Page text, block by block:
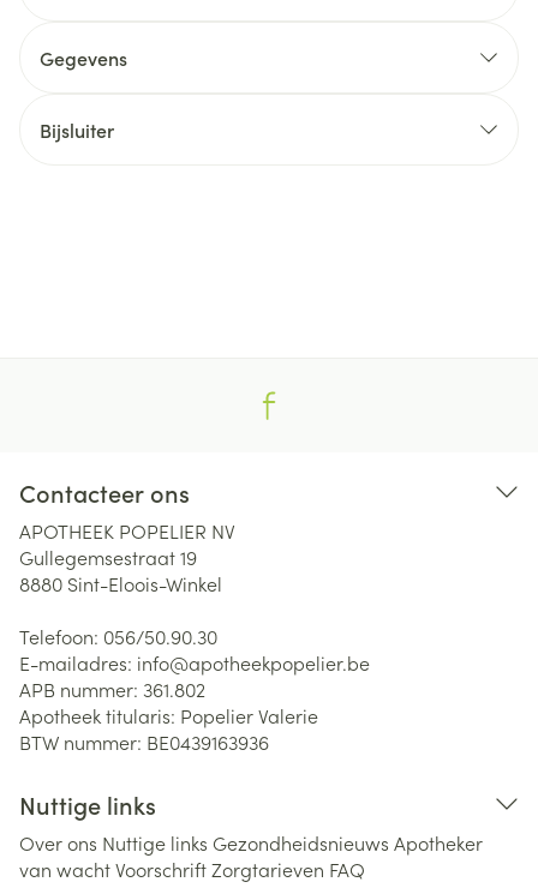
Gegevens
Bijsluiter
Contacteer ons
APOTHEEK POPELIER NV
Gullegemsestraat 19
8880 Sint-Eloois-Winkel
Telefoon: 056/50.90.30
E-mailadres: info@apotheekpopelier.be
APB nummer: 361.802
Apotheek titularis: Popelier Valerie
BTW nummer: BE0439163936
Nuttige links
Over ons Nuttige links Gezondheidsnieuws Apotheker
van wachtVoorschriftZorgtarieven FAQ